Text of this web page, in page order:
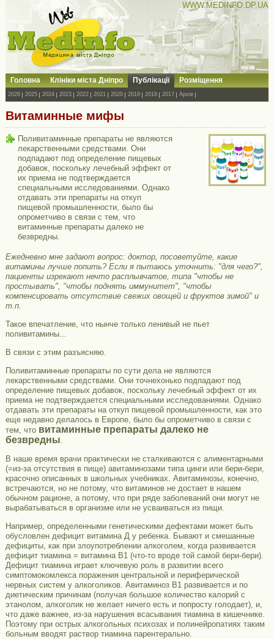
WWW.MEDINFO.DP.UA
Головна Клініки міста Дніпро Публікації Розміщення
2026 2025 2024 2023 2022 2021 2020 2019 2018 2017 Архів
Витаминные мифы
Поливитаминные препараты не являются
лекарственными средствами. Они
подпадают под определение пищевых
добавок, поскольку лечебный эффект от
их приема не подтверждается
специальными исследованиями. Однако
отдавать эти препараты на откуп
пищевой промышленности, было бы
опрометчиво в связи с тем, что
витаминные препараты далеко не
безвредны.
Ежедневно мне задают вопрос: доктор, посоветуйте, какие
витамины лучше попить? Если я пытаюсь уточнить: "для чего?",
пациенты изрекают нечто расплывчатое, типа "чтобы не
простывать", "чтобы поднять иммунитет", "чтобы
компенсировать отсутствие свежих овощей и фруктов зимой" и
т.п.
Такое впечатление, что нынче только ленивый не пьет
поливитамины...
В связи с этим разъясняю.
Поливитаминные препараты по сути дела не являются
лекарственными средствами. Они точнехонько подпадают под
определение пищевых добавок, поскольку лечебный эффект от их
приема не подтверждается специальными исследованиями. Однако
отдавать эти препараты на откуп пищевой промышленности, как это
еще недавно делалось в Европе, было бы опрометчиво в связи с
тем, что витаминные препараты далеко не
безвредны.
В наше время врачи практически не сталкиваются с алиментарными
(=из-за отсутствия в пище) авитаминозами типа цинги или бери-бери,
красочно описанных в школьных учебниках. Авитаминозы, конечно,
встречаются, но не потому, что витаминов не достает в нашем
обычном рационе, а потому, что при ряде заболеваний они могут не
вырабатываться в организме или не усваиваться из пищи.
Например, определенными генетическими дефектами может быть
обусловлен дефицит витамина Д у ребенка. Бывают и смешанные
дефициты, как при злоупотреблении алкоголем, когда развивается
дефицит тиамина = витамина В1 (что-то вроде той самой бери-бери).
Дефицит тиамина играет ключевую роль в развитии всего
симптомокомлекса поражения центральной и периферической
нервных систем у алкоголиков. Авитаминоз В1 развивается и по
диетическим причинам (получая большое количество калорий с
этанолом, алкоголик не желает ничего есть и попросту голодает), и,
что даже важнее, из-за нарушения всасывания тиамина в кишечнике.
Поэтому при острых алкогольных психозах и полинейропатиях таким
больным вводят раствор тиамина парентерально.